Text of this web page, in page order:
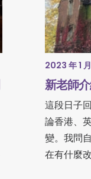
2023 年 1
新老師
這段日子
論香港、
變。我問
在有什麼